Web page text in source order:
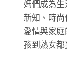
媽們成為生
新知、時尚
愛情與家
孩到熟女都